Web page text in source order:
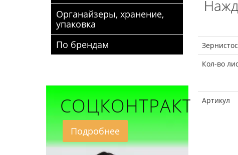
Органайзеры, хранение,
упаковка
По брендам
СОЦКОНТРАКТ
Подробнее
Кол-во
Артикул